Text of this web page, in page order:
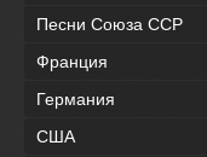
Песни Союза ССР
Франция
Германия
США